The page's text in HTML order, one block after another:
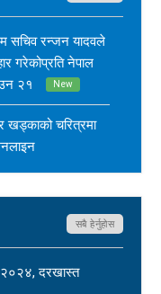
सचिव रन्जन यादवले
गरेकोप्रति नेपाल
२१
New
खड्काको चरित्रमा
पितृशोक परेको दुःखद्
- २०८३ साउन १७
सबै हेर्नुहोस
२०२४, दरखास्त